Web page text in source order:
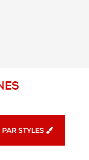
PAR STYLES